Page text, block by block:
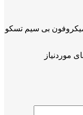
بی سیم تسکو
موردنیاز